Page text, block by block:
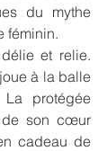
du mythe
féminin.
et relie.
à la balle
protégée
de son cœur
cadeau de